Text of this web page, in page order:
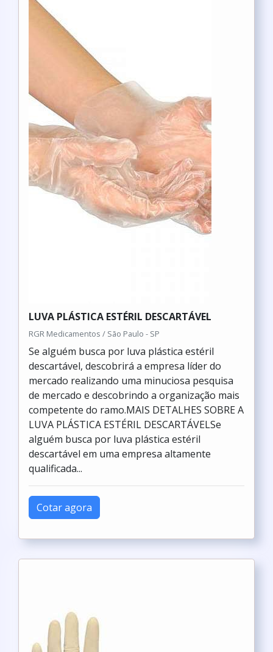
LUVA PLÁSTICA ESTÉRIL DESCARTÁVEL
RGR Medicamentos / São Paulo - SP
Se alguém busca por luva plástica estéril
descartável, descobrirá a empresa líder do
mercado realizando uma minuciosa pesquisa
de mercado e descobrindo a organização mais
competente do ramo.MAIS DETALHES SOBRE A
LUVA PLÁSTICA ESTÉRIL DESCARTÁVELSe
alguém busca por luva plástica estéril
descartável em uma empresa altamente
qualificada...
Cotar agora